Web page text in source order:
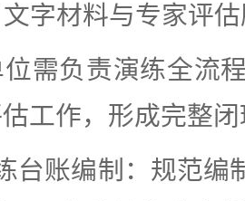
文字材料与专家评
位需负责演练全流
工作，形成完整
台账编制：规范编